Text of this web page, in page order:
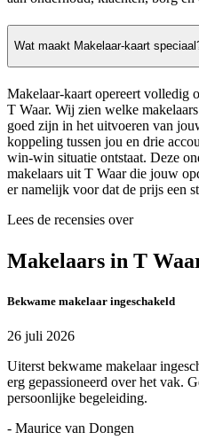
Wat maakt Makelaar-kaart
Makelaar-kaart opereert volledig
T Waar. Wij zien welke
goed zijn in het uitvoeren van
koppeling tussen jou en drie
win-win situatie ontstaat. Deze
makelaars uit T Waar die jouw
er namelijk voor dat de prijs een
Lees de recensies over
Makelaars in T
Bekwame makelaar ingeschakeld
26 juli 2026
Uiterst bekwame makelaar
erg gepassioneerd over het vak.
persoonlijke begeleiding.
- Maurice van Dongen